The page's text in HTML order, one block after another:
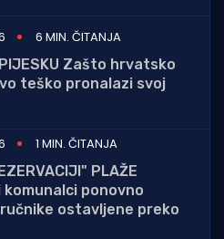
6 MIN. ČITANJA
PIJESKU Zašto hrvatsko
teško pronalazi svoj
1 MIN. ČITANJA
PLAŽE
komunalci ponovno
ostavljene preko